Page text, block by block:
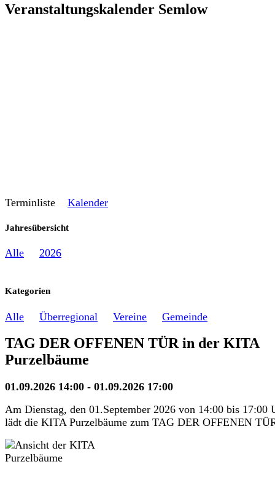
Veranstaltungskalender Semlow
Terminliste Kalender
Jahresübersicht
Alle 2026
Kategorien
Alle Überregional Vereine Gemeinde
TAG DER OFFENEN TÜR in der KITA
Purzelbäume
01.09.2026 14:00 - 01.09.2026 17:00
Am Dienstag, den 01.September 2026 von 14:00 bis 17:00
lädt die KITA Purzelbäume zum TAG DER OFFENEN